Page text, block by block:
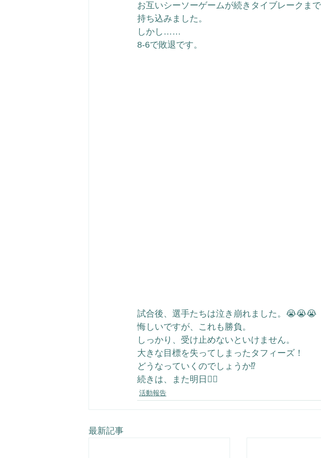
お互いシーソーゲームが続きタイブレークまで
持ち込みました。
しかし……
8-6で敗退です。
試合後、選手たちは泣き崩れました。😭😭😭
悔しいですが、これも勝負。
しっかり、受け止めないといけません。
大きな目標を失ってしまったタフィーズ！
どうなっていくのでしょうか⁉️
続きは、また明日🙇‍♂️
活動報告
最新記事